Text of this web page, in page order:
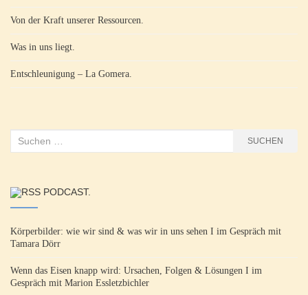
Von der Kraft unserer Ressourcen.
Was in uns liegt.
Entschleunigung – La Gomera.
Suchen
SUCHEN
PODCAST.
Körperbilder: wie wir sind & was wir in uns sehen I im Gespräch mit
Tamara Dörr
Wenn das Eisen knapp wird: Ursachen, Folgen & Lösungen I im
Gespräch mit Marion Essletzbichler